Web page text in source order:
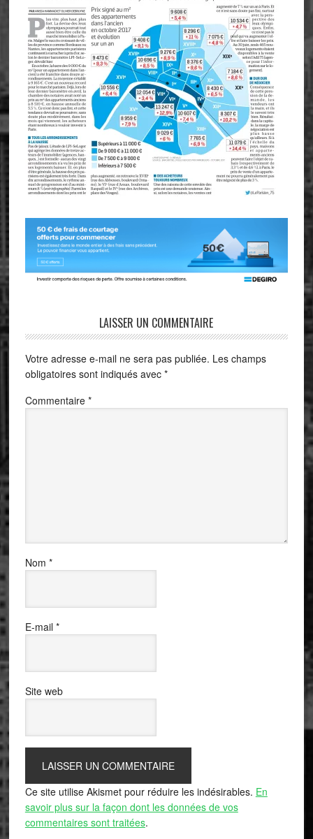
LAISSER UN COMMENTAIRE
Votre adresse e-mail ne sera pas publiée. Les champs
obligatoires sont indiqués avec *
Commentaire *
Nom *
E-mail *
Site web
Ce site utilise Akismet pour réduire les indésirables. En
savoir plus sur la façon dont les données de vos
commentaires sont traitées.